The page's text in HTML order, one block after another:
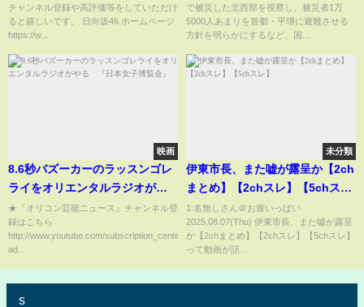
チャンネル登録や高評価等をしていただけ
ると嬉しいです。 日向坂46 ホームページ
https://w...
で被災した北西部を視察し、被災者1万
5000人あまりを首都・平壌に避難させる
方針を明らかにするなど、国...
映画
8.6秒バズーカーのラッスンゴレ
ライをオリエンタルラジオがや
る 『日本女子博覧会』
★『オリコン芸能ニュース』チャンネル登
録はこちら
http://www.youtube.com/subscription_center?
ad...
未分類
伊東市長、また嘘が露呈か【2ch
まとめ】【2chスレ】【5chス
レ】
1:名無しさん＠お腹いっぱい
2025.08.07(Thu) 伊東市長、また嘘が露呈
か【2chまとめ】【2chスレ】【5chスレ】
って動画が話...
s